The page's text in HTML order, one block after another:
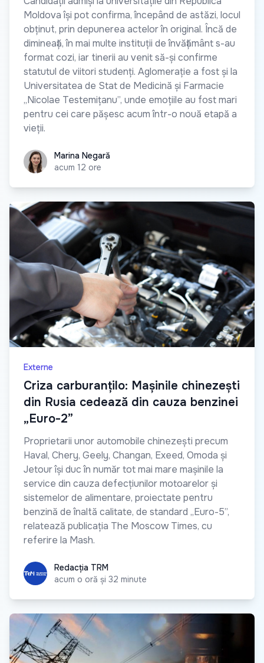
Moldova își pot confirma, începând de astăzi, locul
obținut, prin depunerea actelor în original. Încă de
dimineață, în mai multe instituții de învățământ s-au
format cozi, iar tinerii au venit să-și confirme
statutul de viitori studenți. Aglomerație a fost și la
Universitatea de Stat de Medicină și Farmacie
„Nicolae Testemițanu”, unde emoțiile au fost mari
pentru cei care pășesc acum într-o nouă etapă a
vieții.
Marina Negară
Marina Negară
acum 12 ore
Externe
Criza carburanțilo: Mașinile chinezești
din Rusia cedează din cauza benzinei
„Euro-2”
Proprietarii unor automobile chinezești precum
Haval, Chery, Geely, Changan, Exeed, Omoda și
Jetour își duc în număr tot mai mare mașinile la
service din cauza defecțiunilor motoarelor și
sistemelor de alimentare, proiectate pentru
benzină de înaltă calitate, de standard „Euro-5”,
relatează publicația The Moscow Times, cu
referire la Mash.
Redacția TRM
Redacția TRM
acum o oră și 32 minute